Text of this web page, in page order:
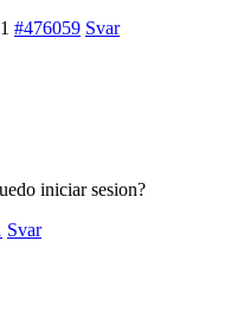
#476059 Svar
iniciar sesion?
Svar